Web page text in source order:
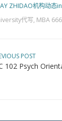
ZHIDAO机构动态
代写, MBA
POST
102 Psych